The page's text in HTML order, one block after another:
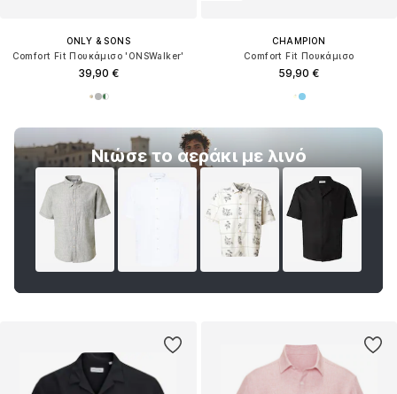
ONLY & SONS
Comfort Fit Πουκάμισο 'ONSWalker'
39,90 €
Νιώσε το αεράκι με λινό
CHAMPION
Comfort Fit Πουκάμισο
59,90 €